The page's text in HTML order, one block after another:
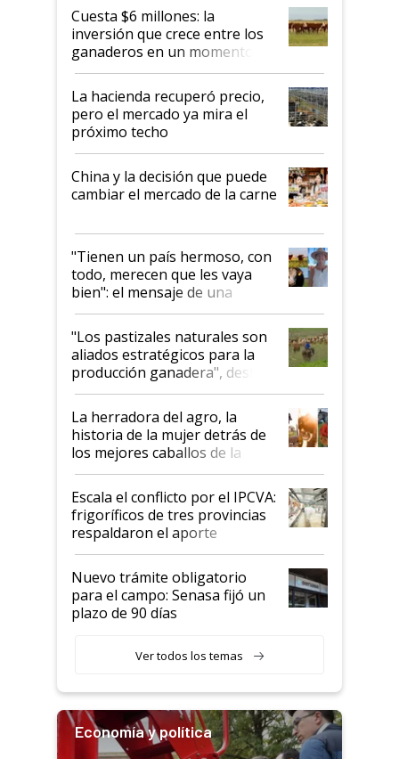
Cuesta $6 millones: la
inversión que crece entre los
ganaderos en un momento
histórico para la actividad
La hacienda recuperó precio,
pero el mercado ya mira el
próximo techo
China y la decisión que puede
cambiar el mercado de la carne
"Tienen un país hermoso, con
todo, merecen que les vaya
bien": el mensaje de una
ganadera uruguaya sobre las
oportunidades que se abren
para el agro en Argentina, con
foco en la carne
"Los pastizales naturales son
aliados estratégicos para la
producción ganadera", destaca
la iniciativa que ya reúne a 46
establecimientos en Argentina
La herradora del agro, la
historia de la mujer detrás de
los mejores caballos de la
Argentina y los mitos que
todavía hacen sufrir a estos
animales: "Mientras me
descalificaban, yo seguí
haciendo currículum"
Escala el conflicto por el IPCVA:
frigoríficos de tres provincias
respaldaron el aporte
obligatorio
Nuevo trámite obligatorio
para el campo: Senasa fijó un
plazo de 90 días
Ver todos los temas
Economía y política